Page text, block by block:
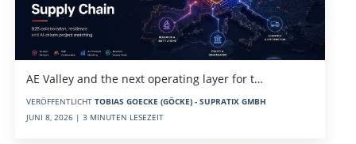
AE Valley and the next operating layer for t…
VERÖFFENTLICHT TOBIAS GOECKE (GÖCKE) - SUPRATIX GMBH
JUNI 8, 2026 | 3 MINUTEN LESEZEIT